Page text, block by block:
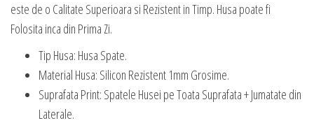
este de o Calitate Superioara si Rezistent in Timp. Husa poate fi
Folosita inca din Prima Zi.
Tip Husa: Husa Spate.
Material Husa: Silicon Rezistent 1mm Grosime.
Suprafata Print: Spatele Husei pe Toata Suprafata + Jumatate din
Laterale.